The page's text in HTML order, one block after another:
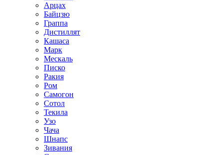
Арцах
Байцзю
Граппа
Дистиллят
Кашаса
Марк
Мескаль
Писко
Ракия
Ром
Самогон
Сотол
Текила
Узо
Чача
Шнапс
Зивания